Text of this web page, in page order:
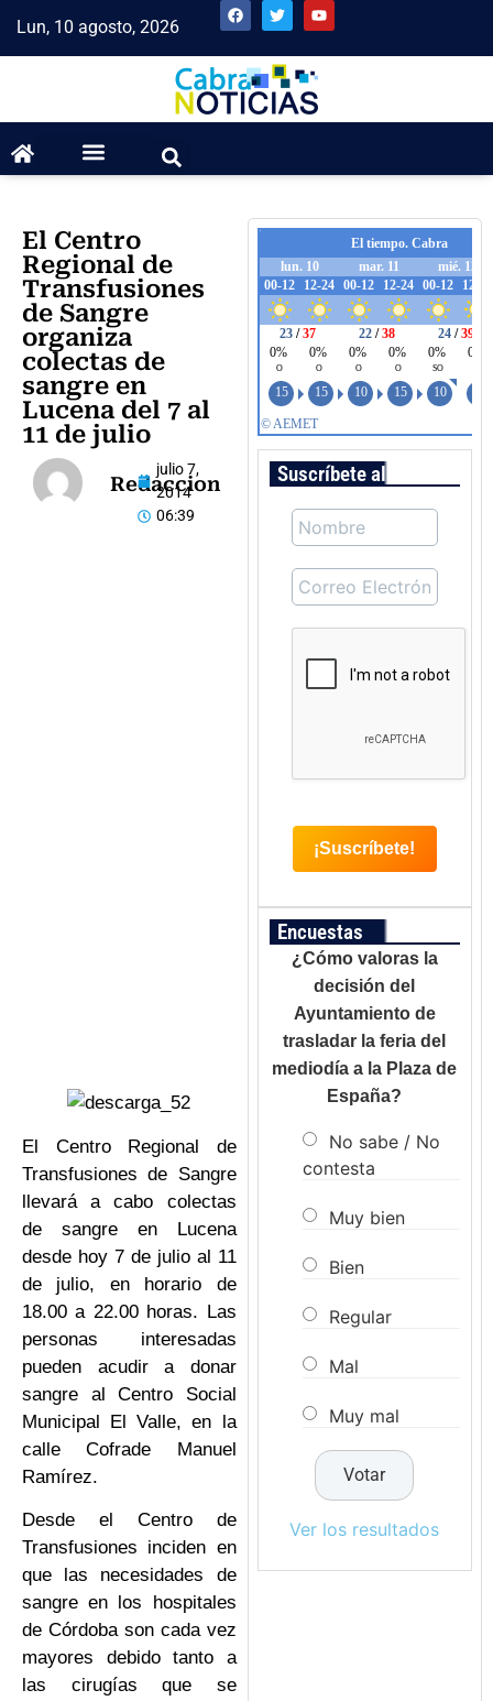
Lun, 10 agosto, 2026
El Centro
Regional de
Transfusiones
de Sangre
organiza
colectas de
sangre en
Lucena del 7 al
11 de julio
Redaccion
julio 7,
2014
06:39
El Centro Regional de
Transfusiones de Sangre
llevará a cabo colectas
de sangre en Lucena
desde hoy 7 de julio al 11
de julio, en horario de
18.00 a 22.00 horas. Las
personas interesadas
pueden acudir a donar
sangre al Centro Social
Municipal El Valle, en la
calle Cofrade Manuel
Ramírez.
Desde el Centro de
Transfusiones inciden en
que las necesidades de
sangre en los hospitales
de Córdoba son cada vez
mayores debido tanto a
las cirugías que se
Suscríbete al boletín
Encuestas
¿Cómo valoras la
decisión del
Ayuntamiento de
trasladar la feria del
mediodía a la Plaza de
España?
No sabe / No
contesta
Muy bien
Bien
Regular
Mal
Muy mal
Ver los resultados